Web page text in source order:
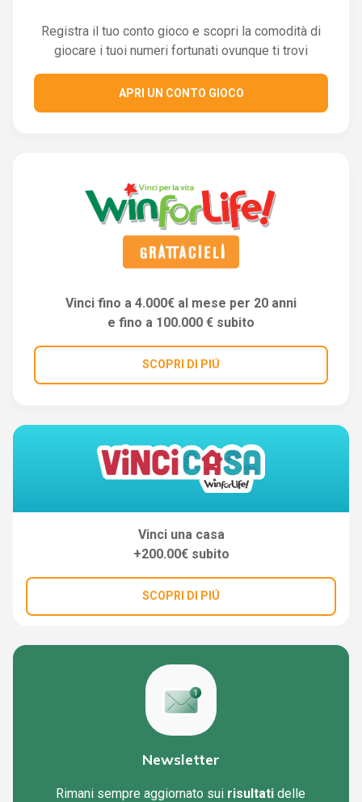
Registra il tuo conto gioco e scopri la comodità di
giocare i tuoi numeri fortunati ovunque ti trovi
APRI UN CONTO GIOCO
Vinci fino a 4.000€ al mese per 20 anni
e fino a 100.000 € subito
SCOPRI DI PIÚ
Vinci una casa
+200.00€ subito
SCOPRI DI PIÚ
Newsletter
Rimani sempre aggiornato sui risultati delle